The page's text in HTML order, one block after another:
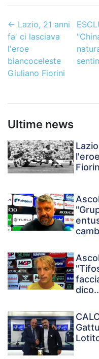
← Lazio, 21 anni
fa' ci lasciava
l'eroe
biancoceleste
Giuliano Fiorini
Ultime news